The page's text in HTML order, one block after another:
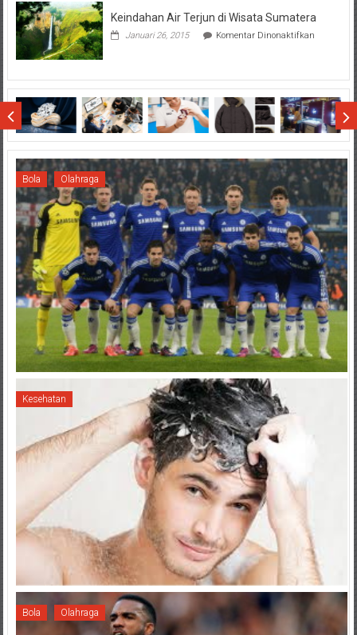
Keindahan Air Terjun di Wisata Sumatera
Januari 26, 2015 Komentar Dinonaktifkanpada
di
Wisata
Sumatera
Bola Olahraga
Kesehatan
Bola Olahraga